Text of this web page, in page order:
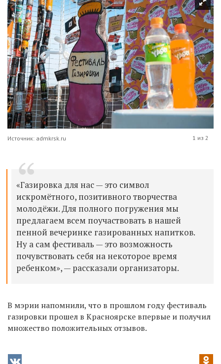
Источник: admkrsk.ru 1 из 2
«Газировка для нас— это символ
искромётного, позитивного творчества
молодёжи. Для полного погружения мы
предлагаем всем поучаствовать в нашей
пенной вечеринке газированных напитков.
Ну а сам фестиваль — это возможность
почувствовать себя на некоторое время
ребенком»,— рассказали организаторы.
В мэрии напомнили, что в прошлом году фестиваль
газировки прошел в Красноярске впервые и получил
множество положительных отзывов.